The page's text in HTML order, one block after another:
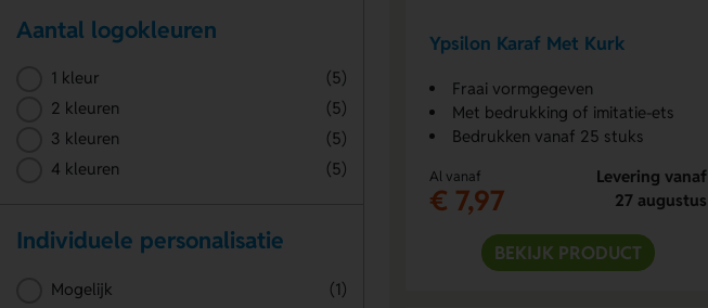
Ypsilon Karaf Met Kurk
Fraai vormgegeven
Met bedrukking of imitatie-ets
Bedrukken vanaf 25 stuks
Al vanaf
€ 7,97
Levering vanaf
27 augustus
BEKIJK PRODUCT
Aantal logokleuren
1 kleur
(5)
2 kleuren
(5)
3 kleuren
(5)
4 kleuren
(5)
Individuele personalisatie
Mogelijk (1)